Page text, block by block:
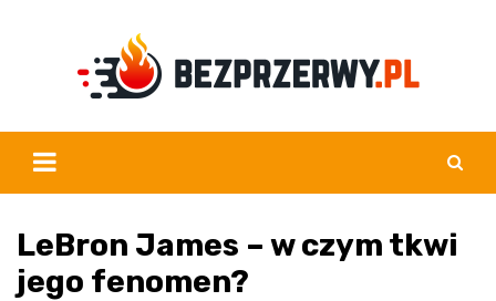
LeBron James – w czym tkwi
jego fenomen?